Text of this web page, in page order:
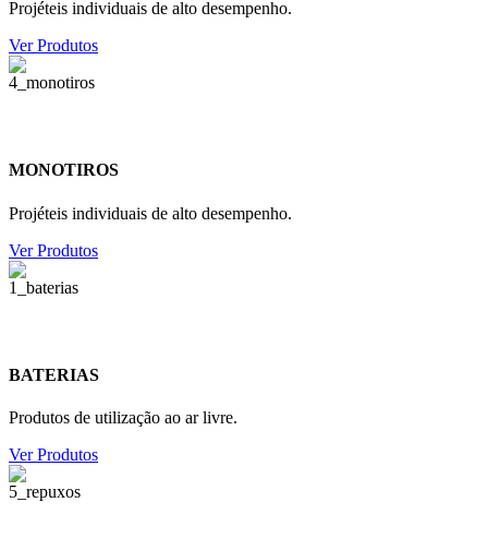
Projéteis individuais de alto desempenho.
Ver Produtos
MONOTIROS
Projéteis individuais de alto desempenho.
Ver Produtos
BATERIAS
Produtos de utilização ao ar livre.
Ver Produtos